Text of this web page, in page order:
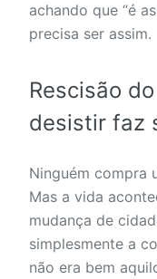
achando que “é
precisa ser assim.
Rescisão
desistir faz
Ninguém compra
Mas a vida
mudança de
simplesmente a
não era bem